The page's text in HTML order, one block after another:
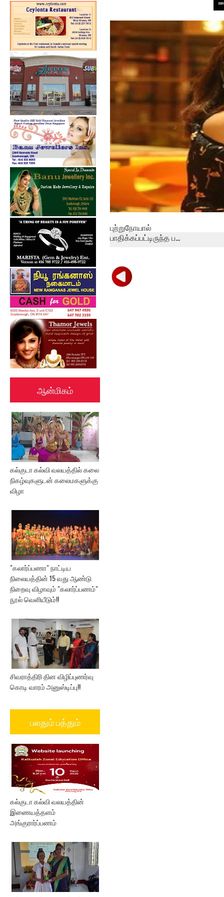
ஆன்மிகம்
கல்குடா கல்வி வலயத்தில் கலை
நிகழ்வுகளுடன் கலைமகளுக்கு
விழா
"கலார்ப்பணா" நாட்டிய
நிலையத்தின் 15 வது ஆண்டு
நிறைவு விழாவும் "கலார்ப்பணம்"
நூல் வெளியீடும்!!
சிவராத்திரி தின விழிப்புணர்வு
கொடி வாரம் அனுஸ்டிப்பு!!
பலதும் பத்தும்
கல்குடா கல்வி வலயத்தின்
இணையத்தளம்
அங்குரார்ப்பணம்
புற்றுநோயால்
பாதிக்கப்பட்டிருந்த ப...